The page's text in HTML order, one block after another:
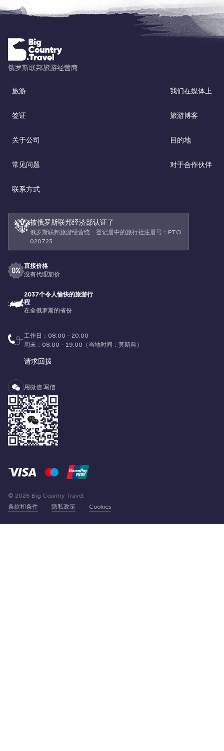
旅游 我们在媒体上
签证 旅游博客
关于公司 目的地
常见问题 对于合作伙伴
联系方式
被俄罗斯联邦经济部认证了
俄罗斯联邦旅游经营统一登记册中的旅行社注册号：РТО
020723
直接价格
没有代理加价
2037个令人愉快的旅游行
程
在全俄罗斯的省份
工作日：08:00 - 20:00
周末：08:00 - 19:00（当地时间：莫斯科）
请求回拨
用微信 写信
条款和条件 隐私政策 Cookies
© 2026 Big Country Travel